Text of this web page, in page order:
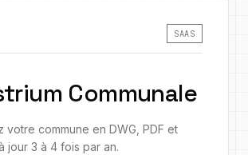
SAAS
Communale
votre commune en DWG, PDF et
jour 3 à 4 fois par an.